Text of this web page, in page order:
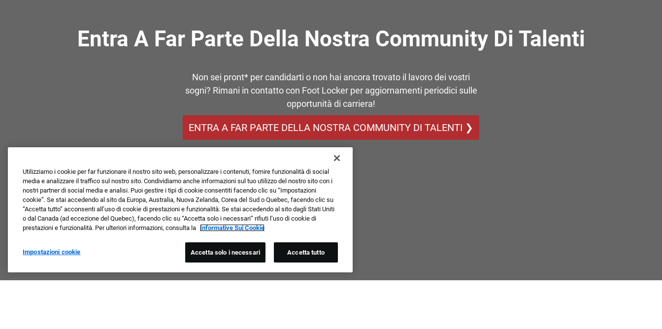
Entra A Far Parte Della Nostra Community Di Talenti
Non sei pront* per candidarti o non hai ancora trovato il lavoro dei vostri
sogni? Rimani in contatto con Foot Locker per aggiornamenti periodici sulle
opportunità di carriera!
ENTRA A FAR PARTE DELLA NOSTRA COMMUNITY DI TALENTI ❯
Utilizziamo i cookie per far funzionare il nostro sito web, personalizzare i contenuti, fornire funzionalità di social
media e analizzare il traffico sul nostro sito. Condividiamo anche informazioni sul tuo utilizzo del nostro sito con i
nostri partner di social media e analisi. Puoi gestire i tipi di cookie consentiti facendo clic su “Impostazioni
cookie”. Se stai accedendo al sito da Europa, Australia, Nuova Zelanda, Corea del Sud o Quebec, facendo clic su
“Accetta tutto” acconsenti all’uso di cookie di prestazioni e funzionalità. Se stai accedendo al sito dagli Stati Uniti
o dal Canada (ad eccezione del Quebec), facendo clic su “Accetta solo i necessari” rifiuti l’uso di cookie di
prestazioni e funzionalità. Per ulteriori informazioni, consulta la
Informative Sui Cookie
Impostazioni cookie Accetta solo i necessari Accetta tutto